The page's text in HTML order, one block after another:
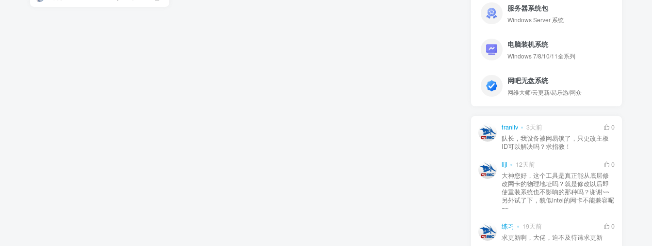
服务器系统包
Windows Server 系统
电脑装机系统
Windows 7/8/10/11全系列
网吧无盘系统
网维大师/云更新/易乐游/网众
franliv 3天前
0
队长，我设备被网易锁了，只更改主板
ID可以解决吗？求指教！
lijl 12天前
0
大神您好，这个工具是真正能从底层修
改网卡的物理地址吗？就是修改以后即
使重装系统也不影响的那种吗？谢谢~~
另外试了下，貌似intel的网卡不能兼容呢
~~
练习 19天前
0
求更新啊，大佬，迫不及待请求更新